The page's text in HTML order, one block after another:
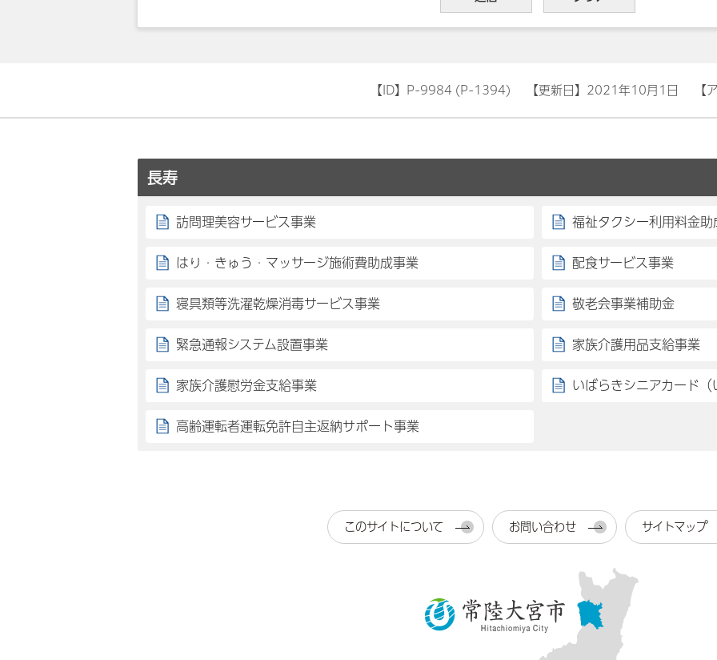
【ID】 P-9984 (P-1394) 【更新日】 2021年10月1日 【
長寿
訪問理美容サービス事業 福祉タクシー利用料金助
はり・きゅう・マッサージ施術費助成事業 配食サービス事業
寝具類等洗濯乾燥消毒サービス事業 敬老会事業補助金
緊急通報システム設置事業 家族介護用品支給事業
家族介護慰労金支給事業 いばらきシニアカード
高齢運転者運転免許自主返納サポート事業
このサイトについて お問い合わせ サイトマップ